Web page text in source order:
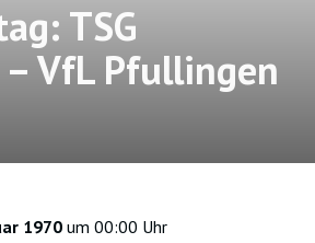
TSG
VfL Pfullingen
1970 um 00:00 Uhr